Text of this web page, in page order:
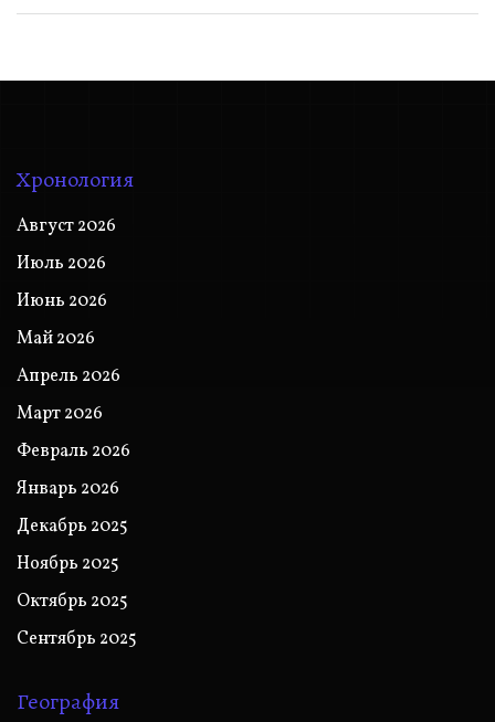
Хронология
Август 2026
Июль 2026
Июнь 2026
Май 2026
Апрель 2026
Март 2026
Февраль 2026
Январь 2026
Декабрь 2025
Ноябрь 2025
Октябрь 2025
Сентябрь 2025
География